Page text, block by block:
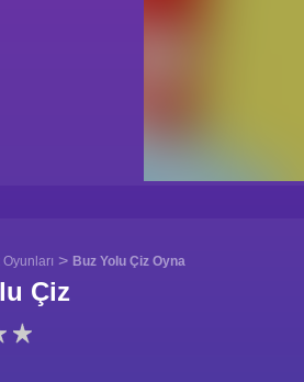
> Buz Yolu Çiz Oyna
Çiz